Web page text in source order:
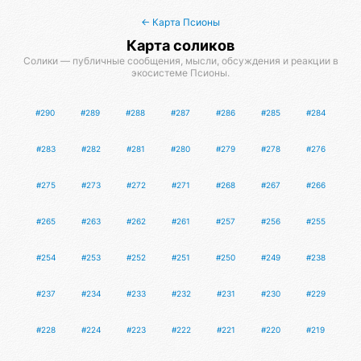
← Карта Псионы
Карта соликов
Солики — публичные сообщения, мысли, обсуждения и реакции в
экосистеме Псионы.
#290 #289 #288 #287 #286 #285 #284
#283 #282 #281 #280 #279 #278 #276
#275 #273 #272 #271 #268 #267 #266
#265 #263 #262 #261 #257 #256 #255
#254 #253 #252 #251 #250 #249 #238
#237 #234 #233 #232 #231 #230 #229
#228 #224 #223 #222 #221 #220 #219